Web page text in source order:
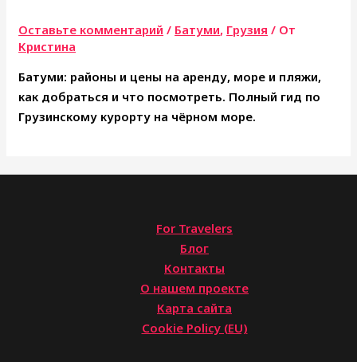
Оставьте комментарий / Батуми, Грузия / От
Кристина
Батуми: районы и цены на аренду, море и пляжи,
как добраться и что посмотреть. Полный гид по
Грузинскому курорту на чёрном море.
For Travelers
Блог
Контакты
О нашем проекте
Карта сайта
Cookie Policy (EU)